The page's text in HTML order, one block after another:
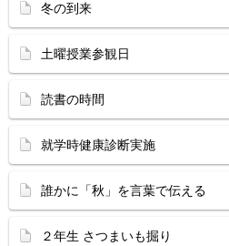
冬の到来
土曜授業参観日
読書の時間
就学時健康診断実施
誰かに「秋」を言葉で伝える
２年生 さつまいも掘り